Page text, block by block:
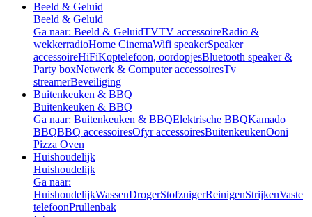
Beeld & Geluid
Beeld & Geluid
Ga naar: Beeld & GeluidTVTV accessoireRadio &
wekkerradioHome CinemaWifi speakerSpeaker
accessoireHiFiKoptelefoon, oordopjesBluetooth speaker &
Party boxNetwerk & Computer accessoiresTv
streamerBeveiliging
Buitenkeuken & BBQ
Buitenkeuken & BBQ
Ga naar: Buitenkeuken & BBQElektrische BBQKamado
BBQBBQ accessoiresOfyr accessoiresBuitenkeukenOoni
Pizza Oven
Huishoudelijk
Huishoudelijk
Ga naar:
HuishoudelijkWassenDrogerStofzuigerReinigenStrijkenVaste
telefoonPrullenbak